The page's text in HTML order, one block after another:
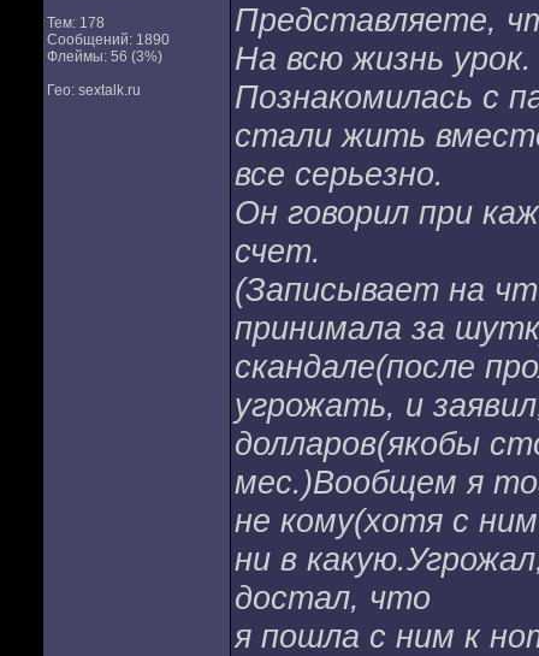
Тем: 178
Сообщений: 1890
Флеймы: 56 (3%)
Гео: sextalk.ru
Представляете,
На всю жизнь урок.
Познакомилась с
стали жить
все серьезно.
Он говорил при
счет.
(Записывает на
принимала за
скандале(после
угрожать, и
долларов(якобы
мес.)Вообщем я
не кому(хотя с
ни в
достал, что
я пошла с ним к